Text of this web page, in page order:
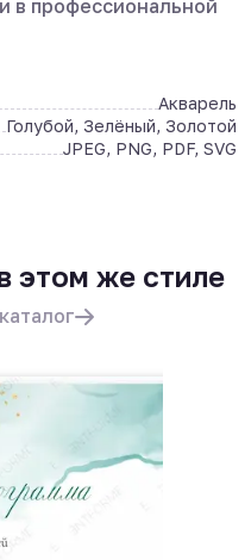
в профессиональной
Акварель
Голубой, Зелёный, Золотой
JPEG, PNG, PDF, SVG
этом же стиле